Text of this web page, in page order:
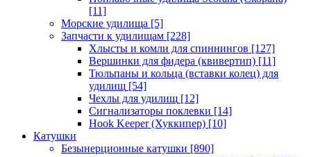
[11]
Морские удилища [5]
Запчасти к удилищам [228]
Хлысты и комли для спиннингов [127]
Вершинки для фидера (квивертип) [11]
Тюльпаны и кольца (вставки колец) для
удилищ [54]
Чехлы для удилищ [12]
Сигнализаторы поклевки [14]
Hook Keeper (Хуккипер) [10]
Катушки
Безынерционные катушки [890]